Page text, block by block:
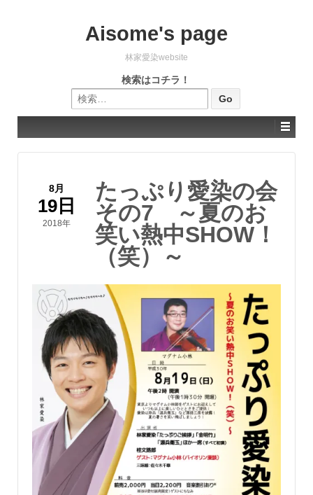
Aisome's page
林家愛染website
検索はコチラ！
検索:
8月
19日
2018年
たっぷり愛染の会
その7 ～夏のお
笑い熱中SHOW！
（笑）～